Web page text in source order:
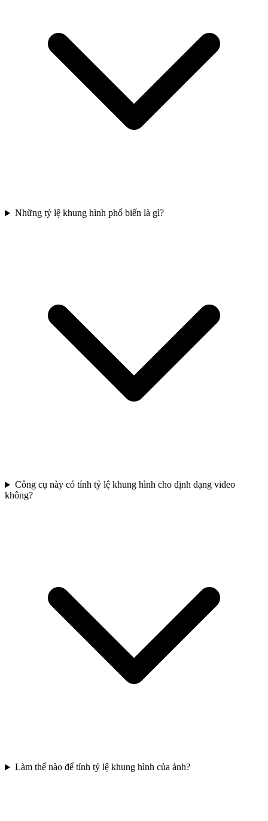
Những tỷ lệ khung hình phổ biến là gì?
Công cụ này có tính tỷ lệ khung hình cho định dạng video
không?
Làm thế nào để tính tỷ lệ khung hình của ảnh?